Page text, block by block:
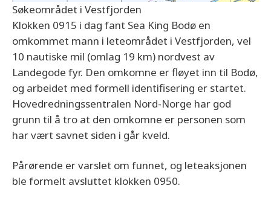
Søkeområdet i Vestfjorden
Klokken 0915 i dag fant Sea King Bodø en
omkommet mann i leteområdet i Vestfjorden, vel
10 nautiske mil (omlag 19 km) nordvest av
Landegode fyr. Den omkomne er fløyet inn til Bodø,
og arbeidet med formell identifisering er startet.
Hovedredningssentralen Nord-Norge har god
grunn til å tro at den omkomne er personen som
har vært savnet siden i går kveld.
Pårørende er varslet om funnet, og leteaksjonen
ble formelt avsluttet klokken 0950.